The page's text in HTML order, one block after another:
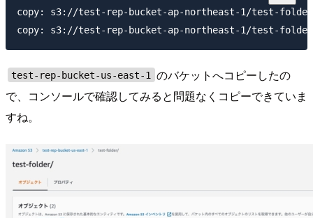
copy: s3://test-rep-bucket-ap-northeast-1/test-
test-rep-bucket-us-east-1
のバケットへコピーしたの
で、コンソールで確認してみると問題なくコピーできていま
すね。